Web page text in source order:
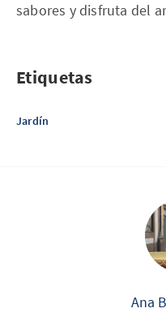
sabores y disfruta del
Etiquetas
Jardín
Ana